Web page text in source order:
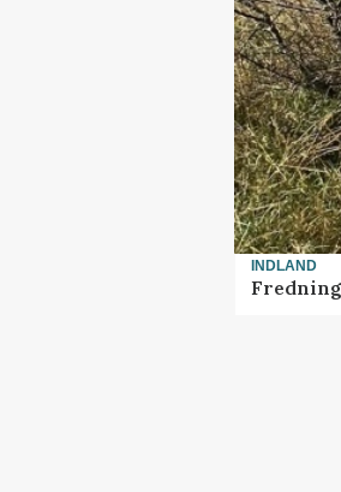
INDLAND